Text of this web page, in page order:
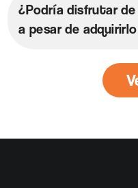
¿Podría disfrutar
a pesar de